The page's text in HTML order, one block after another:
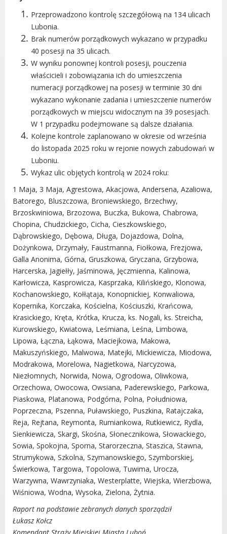
Sesja Rady Miasta
Harmonogram dyżurów radnych
Komisje Rady Miasta Luboń
Terminarz spotkań komisji
Uchwały Rady Miasta Luboń
Młodzieżowa Rada Miasta Luboń
Rada Gospodarcza
POZOSTAŁE
Państwowy Fundusz Rehabilitacji Osób
Niepełnosprawnych
Zakład Ubezpieczeń Społecznych
Poznańska Lokalna Organizacja
Turystyczna
Urząd statystyczny w Poznaniu
Instytut Rozwoju Wsi i Rolnictwa
Polskiej Akademii Nauk
Instytut Skrzynki
Wielkopolski Park Narodowy
Muzeum Narodowe Rolnictwa i
Przemysłu Rolno-Spożywczego w
Szreniawie
PTTK
Urząd Skarbowy
Państwowe Gospodarstwo Wodne
Wody Polskie
KONTAKT
Dane adresowe, wydziały i sprawy
Przeprowadzono kontrolę szczegółową na 134 ulicach
Lubonia.
Brak numerów porządkowych wykazano w przypadku
40 posesji na 35 ulicach.
W wyniku ponownej kontroli posesji, pouczenia
właścicieli i zobowiązania ich do umieszczenia
numeracji porządkowej na posesji w terminie 30 dni
wykazano wykonanie zadania i umieszczenie numerów
porządkowych w miejscu widocznym na 39 posesjach.
W 1 przypadku podejmowane są dalsze działania.
Kolejne kontrole zaplanowano w okresie od września
do listopada 2025 roku w rejonie nowych zabudowań w
Luboniu.
Wykaz ulic objętych kontrolą w 2024 roku:
1 Maja, 3 Maja, Agrestowa, Akacjowa, Andersena, Azaliowa,
Batorego, Bluszczowa, Broniewskiego, Brzechwy,
Brzoskwiniowa, Brzozowa, Buczka, Bukowa, Chabrowa,
Chopina, Chudzickiego, Cicha, Cieszkowskiego,
Dąbrowskiego, Dębowa, Długa, Dojazdowa, Dolna,
Dożynkowa, Drzymały, Faustmanna, Fiołkowa, Frezjowa,
Galla Anonima, Górna, Gruszkowa, Gryczana, Grzybowa,
Harcerska, Jagiełły, Jaśminowa, Jęczmienna, Kalinowa,
Karłowicza, Kasprowicza, Kasprzaka, Kilińskiego, Klonowa,
Kochanowskiego, Kołłątaja, Konopnickiej, Konwaliowa,
Kopernika, Korczaka, Kościelna, Kościuszki, Krańcowa,
Krasickiego, Kręta, Krótka, Krucza, ks. Nogali, ks. Streicha,
Kurowskiego, Kwiatowa, Leśmiana, Leśna, Limbowa,
Lipowa, Łączna, Łąkowa, Maciejkowa, Makowa,
Makuszyńskiego, Malwowa, Matejki, Mickiewicza, Miodowa,
Modrakowa, Morelowa, Nagietkowa, Narcyzowa,
Niezłomnych, Norwida, Nowa, Ogrodowa, Oliwkowa,
Orzechowa, Owocowa, Owsiana, Paderewskiego, Parkowa,
Piaskowa, Platanowa, Podgórna, Polna, Południowa,
Poprzeczna, Pszenna, Puławskiego, Puszkina, Ratajczaka,
Reja, Rejtana, Reymonta, Rumiankowa, Rutkiewicz, Rydla,
Sienkiewicza, Skargi, Skośna, Słonecznikowa, Słowackiego,
Sowia, Spokojna, Sporna, Starorzeczna, Staszica, Stawna,
Strumykowa, Szkolna, Szymanowskiego, Szymborskiej,
Świerkowa, Targowa, Topolowa, Tuwima, Urocza,
Warzywna, Wawrzyniaka, Westerplatte, Wiejska, Wierzbowa,
Wiśniowa, Wodna, Wysoka, Zielona, Żytnia.
Raport na podstawie zebranych danych sporządził
Łukasz Kołcz